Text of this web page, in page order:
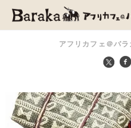
アフリカフェ＠バ